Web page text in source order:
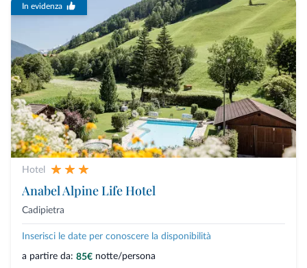
In evidenza
Hotel
Anabel Alpine Life Hotel
Cadipietra
Inserisci le date per conoscere la disponibilità
a partire da: 85€ notte/persona